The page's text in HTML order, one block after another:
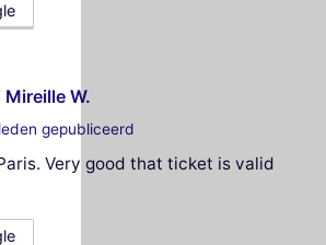
Mireille W.
gepubliceerd
Very good that ticket is valid